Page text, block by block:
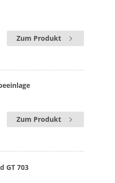
Zum Produkt
Zum Produkt
GT 703